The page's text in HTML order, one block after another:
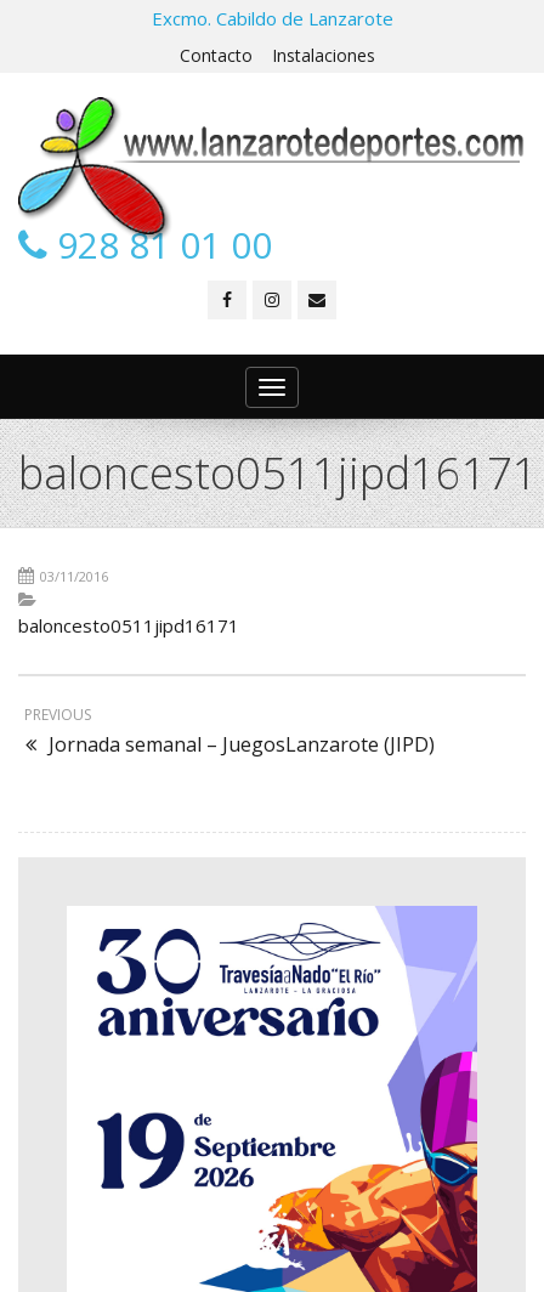
Excmo. Cabildo de Lanzarote
Contacto Instalaciones
928 81 01 00
Toggle
navigation
baloncesto0511jipd16171
03/11/2016
baloncesto0511jipd16171
PREVIOUS
Jornada semanal – JuegosLanzarote (JIPD)